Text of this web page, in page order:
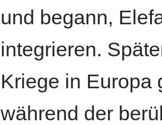
und begann,
integrieren.
Kriege in Europa
während der